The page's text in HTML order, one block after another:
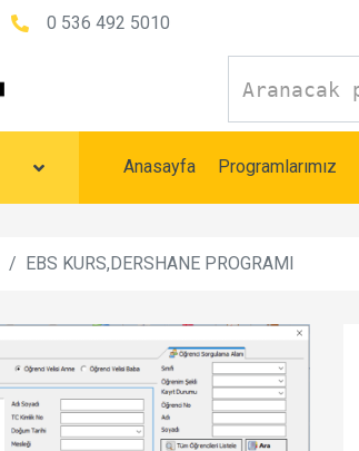
0 536 492 5010
Anasayfa Programlarımız
EBS KURS,DERSHANE PROGRAMI